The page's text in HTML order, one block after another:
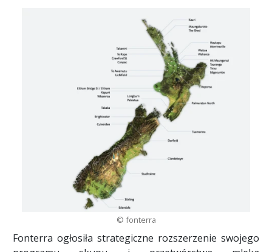
© fonterra
Fonterra ogłosiła strategiczne rozszerzenie swojego